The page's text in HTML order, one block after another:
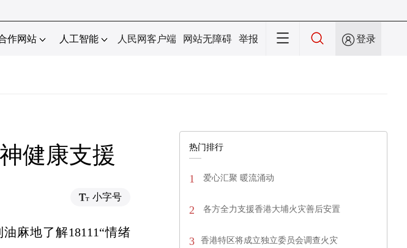
作网站 人工智能 人民网客户端 网站无障碍 举报 登录
健康支援
小字号
麻地了解18111“情绪
热门排行
1 爱心汇聚 暖流涌动
2 各方全力支援香港大埔火灾善后安置
3 香港特区将成立独立委员会调查火灾